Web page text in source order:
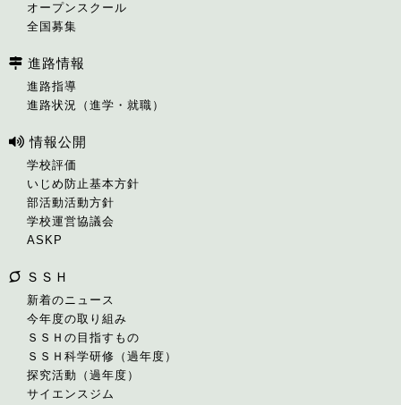
オープンスクール
全国募集
進路情報
進路指導
進路状況（進学・就職）
情報公開
学校評価
いじめ防止基本方針
部活動活動方針
学校運営協議会
ASKP
ＳＳＨ
新着のニュース
今年度の取り組み
ＳＳＨの目指すもの
ＳＳＨ科学研修（過年度）
探究活動（過年度）
サイエンスジム